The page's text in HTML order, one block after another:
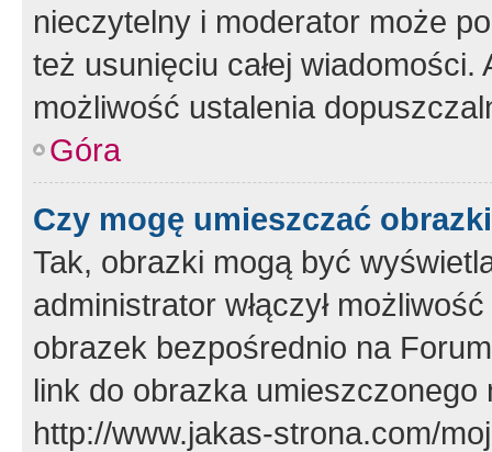
nieczytelny i moderator może
też usunięciu całej
możliwość ustalenia
Góra
Czy mogę umieszczać
Tak, obrazki mogą być
administrator włączył
obrazek bezpośrednio na
link do obrazka
http://www.jakas-strona.com/